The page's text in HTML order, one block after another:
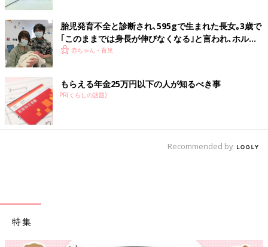
胎児発育不全と診断され､595gで生まれた長女｡3歳で
｢このままでは身長が伸びなくなる｣と言われ､ホルモ
ン注射治療を【低出生体重児】
赤ちゃん・育児
もらえる年金25万円以下の人が知るべき事
PR(くらしの話題)
Recommended by
特集